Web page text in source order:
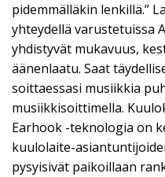
pidemmälläkin lenkillä.”
yhteydellä varustetuissa
yhdistyvät mukavuus,
äänenlaatu. Saat
soittaessasi musiikkia
musiikkisoittimella.
Earhook -teknologia on
kuulolaite-
pysyisivät paikoillaan